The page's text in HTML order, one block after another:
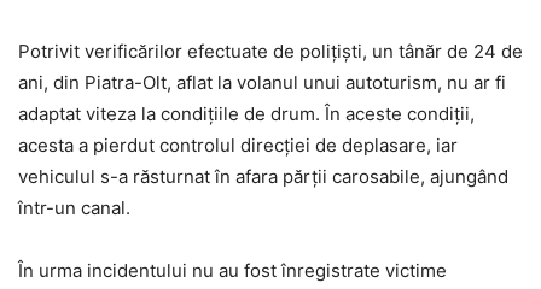
Potrivit verificărilor efectuate de polițiști, un tânăr de 24 de
ani, din Piatra-Olt, aflat la volanul unui autoturism, nu ar fi
adaptat viteza la condițiile de drum. În aceste condiții,
acesta a pierdut controlul direcției de deplasare, iar
vehiculul s-a răsturnat în afara părții carosabile, ajungând
într-un canal.
În urma incidentului nu au fost înregistrate victime